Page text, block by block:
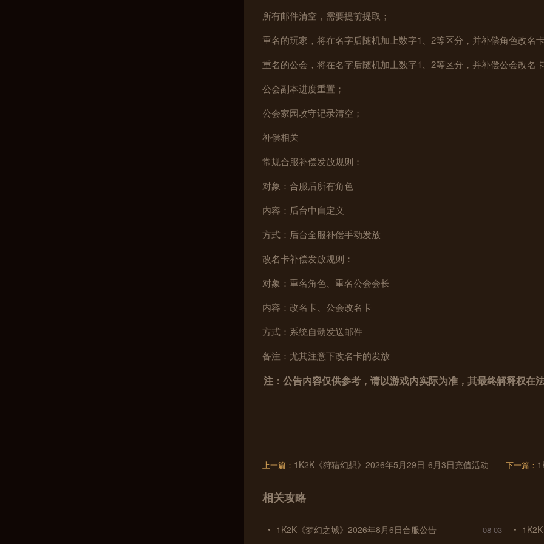
所有邮件清空，需要提前提取；
重名的玩家，将在名字后随机加上数字1、2等区分，并补偿角色改名卡
重名的公会，将在名字后随机加上数字1、2等区分，并补偿公会改名卡
公会副本进度重置；
公会家园攻守记录清空；
补偿相关
常规合服补偿发放规则：
对象：合服后所有角色
内容：后台中自定义
方式：后台全服补偿手动发放
改名卡补偿发放规则：
对象：重名角色、重名公会会长
内容：改名卡、公会改名卡
方式：系统自动发送邮件
备注：尤其注意下改名卡的发放
注：公告内容仅供参考，请以游戏内实际为准，其最终解释权在
上一篇： 1K2K《狩猎幻想》2026年5月29日-6月3日充值活动 下一篇：
相关攻略
1K2K《梦幻之城》2026年8月6日合服公告 08-03